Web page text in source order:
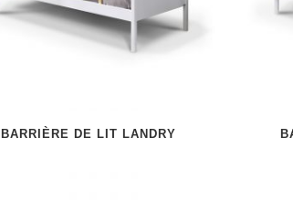
BARRIÈRE DE LIT LANDRY